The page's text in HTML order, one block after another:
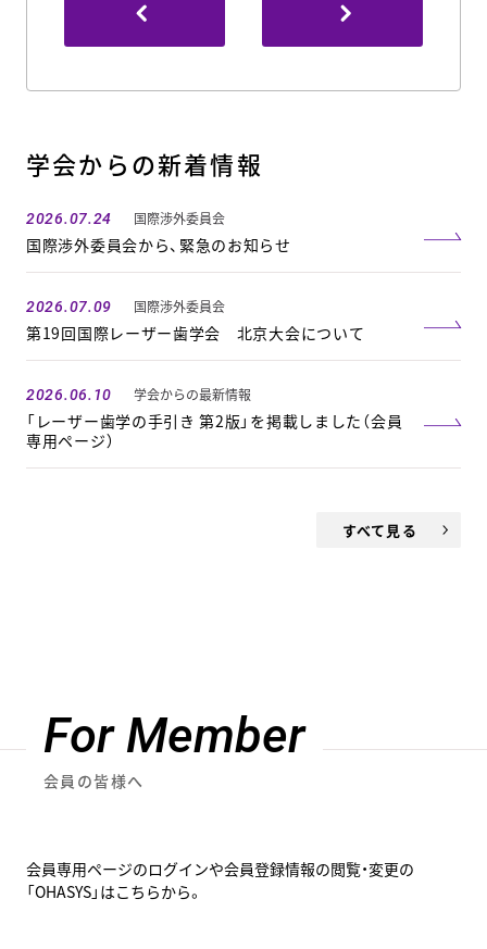
学会からの新着情報
2026.07.24 国際渉外委員会
国際渉外委員会から、緊急のお知らせ
2026.07.09 国際渉外委員会
第19回国際レーザー歯学会 北京大会について
2026.06.10 学会からの最新情報
「レーザー歯学の手引き 第2版」を掲載しました（会員
専用ページ）
すべて見る
For Member
会員の皆様へ
会員専用ページのログインや会員登録情報の閲覧・変更の
「OHASYS」はこちらから。